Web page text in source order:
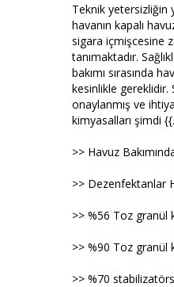
Teknik yetersizliğin
havanın kapalı
sigara içmişcesine
tanımaktadır.
bakımı sırasında
kesinlikle gereklidir.
onaylanmış ve
kimyasalları şimdi
>> Havuz
>> Dezenfektanlar
>> %56 Toz granül
>> %90 Toz granül
>> %70